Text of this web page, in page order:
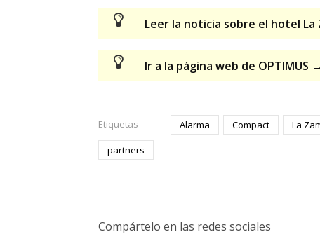
Leer la noticia sobre el hotel La
Ir a la página web de OPTIMUS →
Etiquetas Alarma Compact La
partners
Compártelo en las redes sociales